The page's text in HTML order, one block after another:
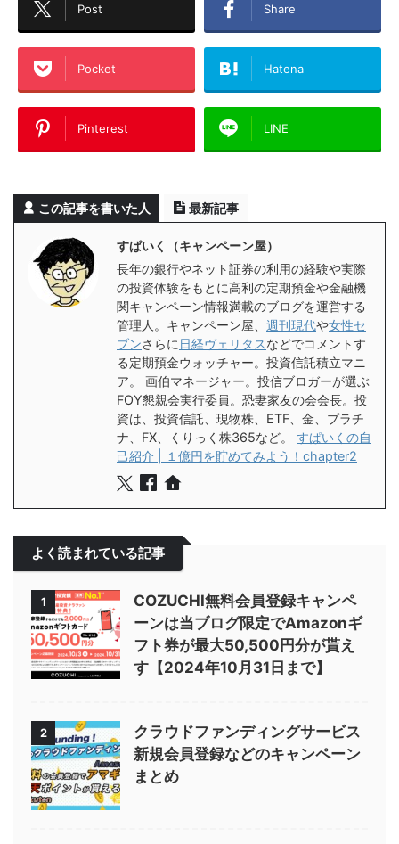
Post Share
Pocket Hatena
Pinterest LINE
この記事を書いた人 最新記事
すぱいく（キャンペーン屋）
長年の銀行やネット証券の利用の経験や実際
の投資体験をもとに高利の定期預金や金融機
関キャンペーン情報満載のブログを運営する
管理人。キャンペーン屋、 週刊現代や女性セ
ブンさらに 日経ヴェリタスなどでコメントす
る定期預金ウォッチャー。投資信託積立マニ
ア。 画伯マネージャー。投信ブロガーが選ぶ
FOY懇親会実行委員。恐妻家友の会会長。投
資は、投資信託、現物株、ETF、金、プラチ
ナ、FX、くりっく株365など。 すぱいくの自
己紹介 | １億円を貯めてみよう！chapter2
よく読まれている記事
1
COZUCHI無料会員登録キャンペ
ーンは当ブログ限定でAmazonギ
フト券が最大50,500円分が貰え
す【2024年10月31日まで】
2
クラウドファンディングサービス
新規会員登録などのキャンペーン
まとめ